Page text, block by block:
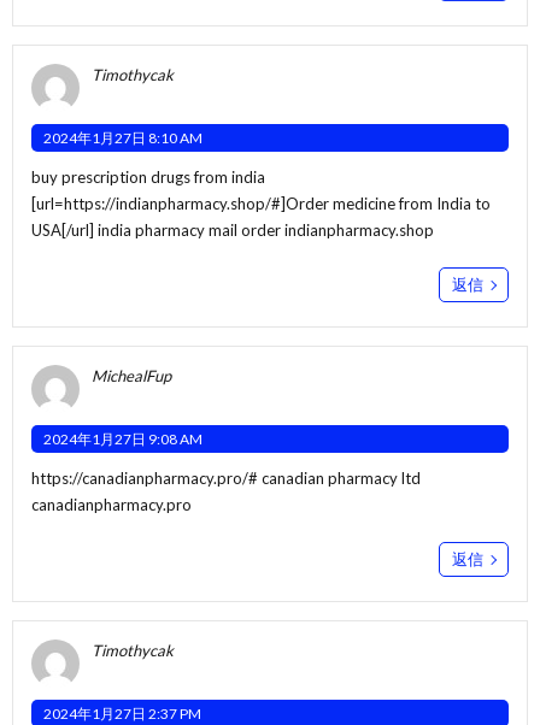
Timothycak
2024年1月27日 8:10 AM
buy prescription drugs from india
[url=https://indianpharmacy.shop/#]Order medicine from India to
USA[/url] india pharmacy mail order indianpharmacy.shop
返信
MichealFup
2024年1月27日 9:08 AM
https://canadianpharmacy.pro/# canadian pharmacy ltd
canadianpharmacy.pro
返信
Timothycak
2024年1月27日 2:37 PM